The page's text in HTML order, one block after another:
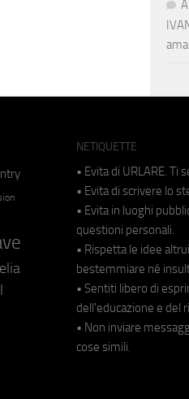
NETIQUETTE
• Evita di URLARE. Ti
• Evita di scrivere lo
• Evita in luoghi
questioni personali.
• Rispetta le idee
bestemmiare né
• Sentiti libero di
dell'educazione e del
• Non inviare
cose simili.